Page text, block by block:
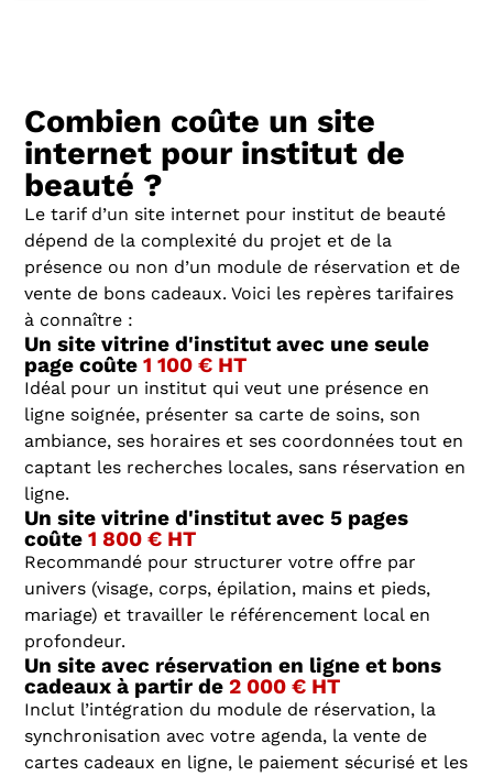
Combien coûte un site
internet pour institut de
beauté ?
Le tarif d’un site internet pour institut de beauté
dépend de la complexité du projet et de la
présence ou non d’un module de réservation et de
vente de bons cadeaux. Voici les repères tarifaires
à connaître :
Un site vitrine d'institut avec une seule
page coûte1 100 € HT
Idéal pour un institut qui veut une présence en
ligne soignée, présenter sa carte de soins, son
ambiance, ses horaires et ses coordonnées tout en
captant les recherches locales, sans réservation en
ligne.
Un site vitrine d'institut avec 5 pages
coûte1 800 € HT
Recommandé pour structurer votre offre par
univers (visage, corps, épilation, mains et pieds,
mariage) et travailler le référencement local en
profondeur.
Un site avec réservation en ligne et bons
cadeaux à partir de2 000 € HT
Inclut l’intégration du module de réservation, la
synchronisation avec votre agenda, la vente de
cartes cadeaux en ligne, le paiement sécurisé et les